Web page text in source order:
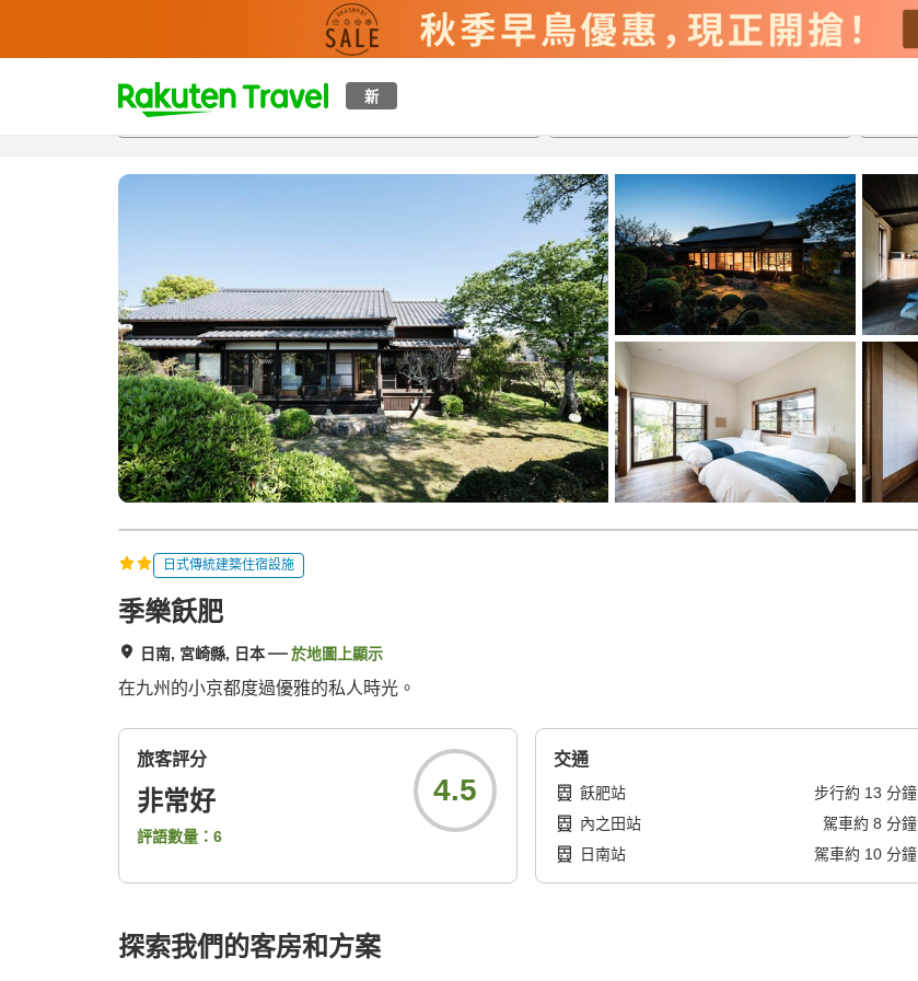
新
t
p
a
e
a
r
c
h
概覽房間及住宿方案 評價設施
日式傳統建築住宿設施
季樂飫肥
日南, 宮崎縣, 日本 於地圖上顯示
在九州的小京都度過優雅的私人時光。
旅客評分
非常好
評語數量： 6
4.5
交通
飫肥站 步行約 13 分鐘
內之田站
駕車約 8 分鐘
日南站
駕車約 10分鐘
探索我們的客房和方案